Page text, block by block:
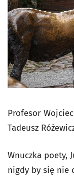
Profesor
Tadeusz
Wnuczka poety,
nigdy by się nie